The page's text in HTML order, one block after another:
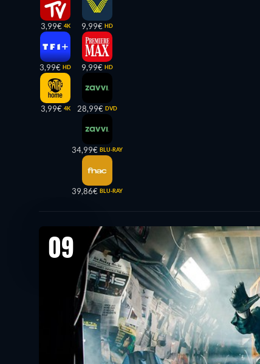
3,99€ 4K
3,99€ HD
3,99€ 4K
9,99€ HD
9,99€ HD
28,99€ DVD
34,99€ BLU-RAY
39,86€ BLU-RAY
09